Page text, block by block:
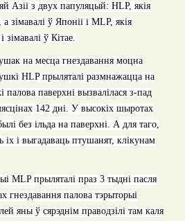
Азіі з двух папуляцый: HLP, якія
а зімавалі ў Японіі і MLP, якія
і зімавалі ў Кітае.
на месца гнездавання моцна
HLP прыляталі размнажацца на
палова паверхні вызвалілася з-пад
142 дні. У высокіх шыротах
без ільда на паверхні. А для таго,
іх і выгадаваць птушанят, клікунам
MLP прыляталі праз 3 тыдні пасля
гнездавання палова тэрыторыі
яны ў сярэднім праводзілі там каля